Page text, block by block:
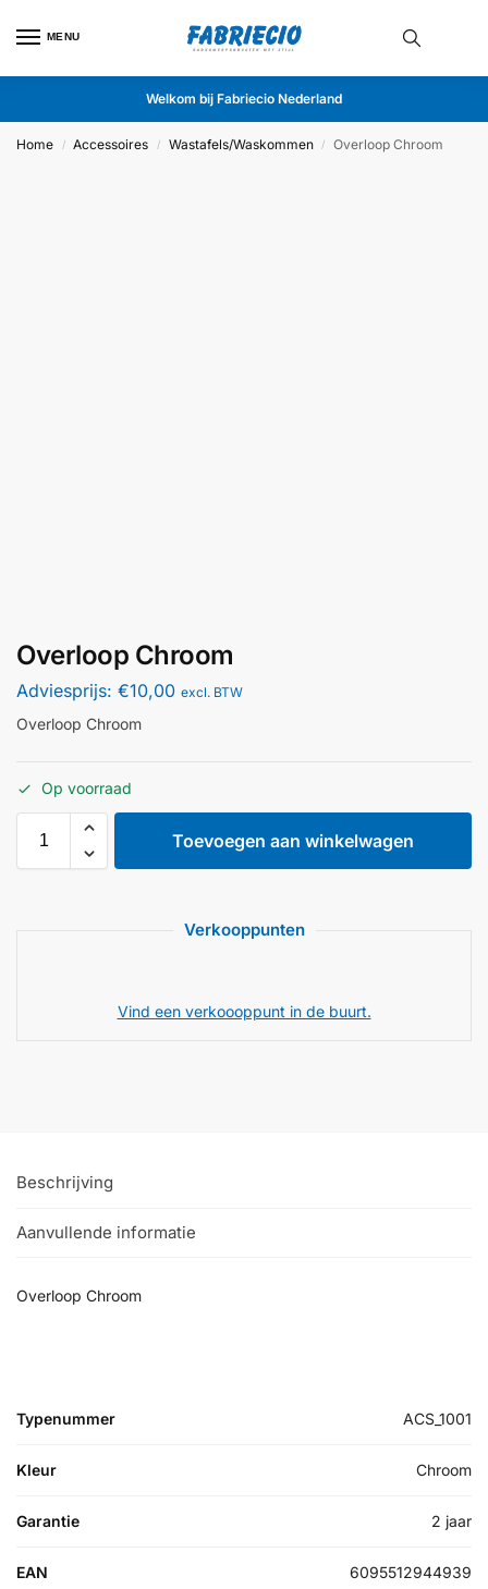
MENU
Welkom bij Fabriecio Nederland
Home / Accessoires / Wastafels/Waskommen / Overloop Chroom
Overloop Chroom
Adviesprijs: €10,00 excl. BTW
Overloop Chroom
Op voorraad
Toevoegen aan winkelwagen
Verkooppunten
Vind een verkoooppunt in de buurt.
Beschrijving
Aanvullende informatie
Overloop Chroom
Typenummer ACS_1001
Kleur Chroom
Garantie 2 jaar
EAN 6095512944939